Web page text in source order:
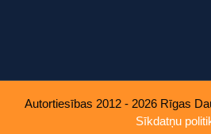
Autortiesības 2012 - 2026 Rīgas
Sīkdatņu